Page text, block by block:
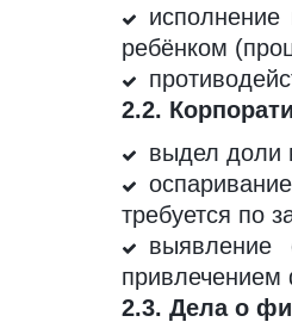
ребёнком
2.2.
выдел доли
требуется по
выявление
привлечением
2.3. Дела о